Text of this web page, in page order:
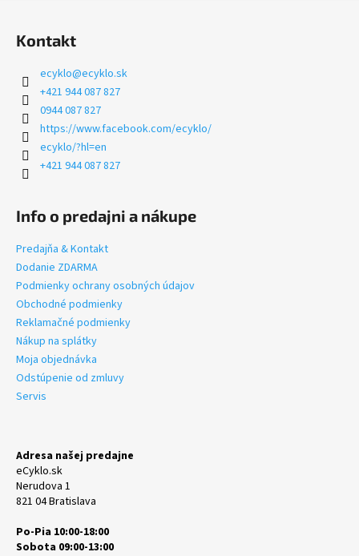
Kontakt
ecyklo@ecyklo.sk
+421 944 087 827
0944 087 827
https://www.facebook.com/ecyklo/
ecyklo/?hl=en
+421 944 087 827
Info o predajni a nákupe
Predajňa & Kontakt
Dodanie ZDARMA
Podmienky ochrany osobných údajov
Obchodné podmienky
Reklamačné podmienky
Nákup na splátky
Moja objednávka
Odstúpenie od zmluvy
Servis
Adresa našej predajne
eCyklo.sk
Nerudova 1
821 04 Bratislava
Po-Pia 10:00-18:00
Sobota 09:00-13:00